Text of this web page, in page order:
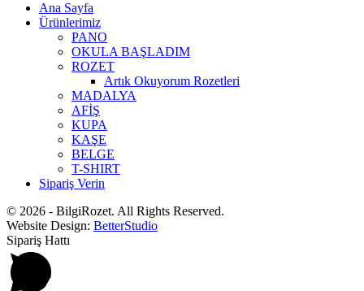
Ana Sayfa
Ürünlerimiz
PANO
OKULA BAŞLADIM
ROZET
Artık Okuyorum Rozetleri
MADALYA
AFİŞ
KUPA
KAŞE
BELGE
T-SHIRT
Sipariş Verin
© 2026 - BilgiRozet. All Rights Reserved.
Website Design: BetterStudio
Sipariş Hattı